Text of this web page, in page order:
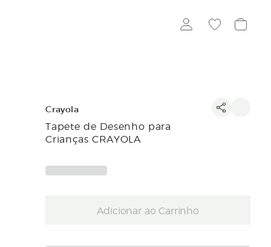
Crayola
Tapete de Desenho para
Crianças CRAYOLA
Adicionar ao Carrinho